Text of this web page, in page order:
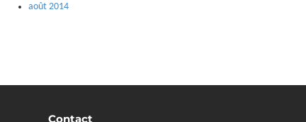
août 2014
Contact